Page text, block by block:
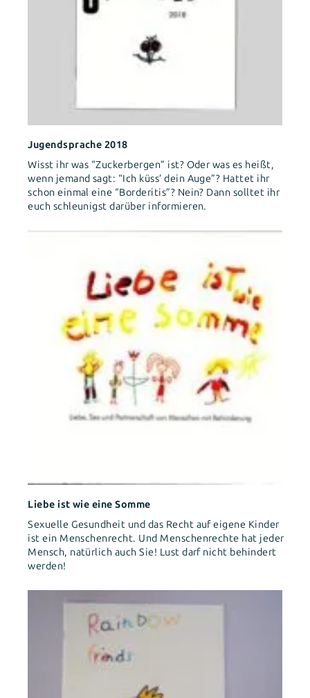
Jugendsprache 2018
Wisst ihr was “Zuckerbergen” ist? Oder was es heißt,
wenn jemand sagt: “Ich küss’ dein Auge”? Hattet ihr
schon einmal eine “Borderitis”? Nein? Dann solltet ihr
euch schleunigst darüber informieren.
Liebe ist wie eine Somme
Sexuelle Gesundheit und das Recht auf eigene Kinder
ist ein Menschenrecht. Und Menschenrechte hat jeder
Mensch, natürlich auch Sie! Lust darf nicht behindert
werden!